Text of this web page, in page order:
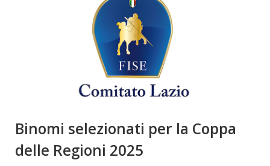
Binomi selezionati per la Coppa
delle Regioni 2025